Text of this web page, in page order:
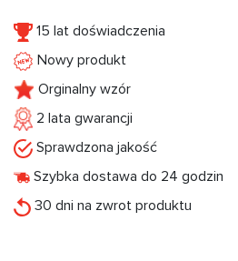
15 lat doświadczenia
Nowy produkt
Orginalny wzór
2 lata gwarancji
Sprawdzona jakość
Szybka dostawa do 24 godzin
30 dni na zwrot produktu